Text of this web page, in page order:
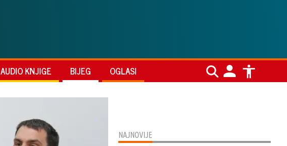
AUDIO KNJIGE BIJEG OGLASI
NAJNOVIJE